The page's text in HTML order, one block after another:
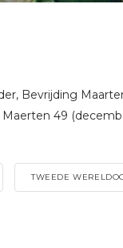
Bevrijding
49
TWEEDE